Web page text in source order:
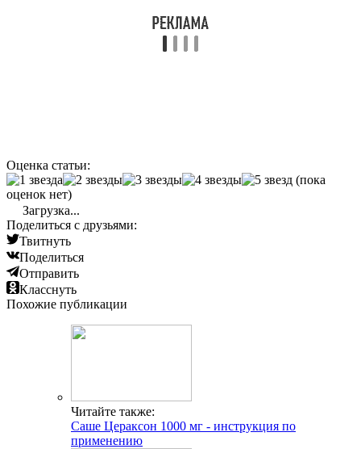
Оценка статьи:
(пока
оценок нет)
Загрузка...
Поделиться с друзьями:
Твитнуть
Поделиться
Отправить
Класснуть
Похожие публикации
Читайте также:
Саше Цераксон 1000 мг - инструкция по
применению